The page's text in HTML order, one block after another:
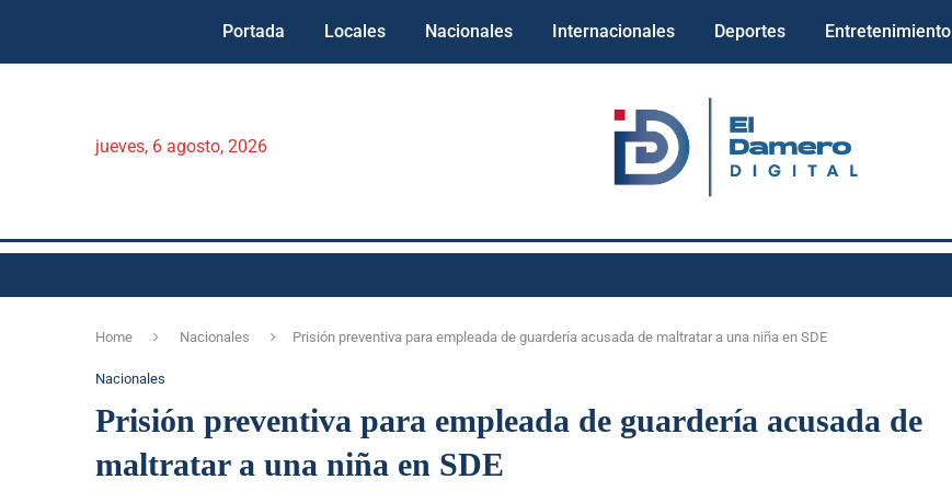
Portada Locales Nacionales Internacionales Deportes Entretenimiento
jueves, 6 agosto, 2026
Home Nacionales Prisión preventiva para empleada de guardería acusada de maltratar a una niña en SDE
Nacionales
Prisión preventiva para empleada de guardería acusada de
maltratar a una niña en SDE